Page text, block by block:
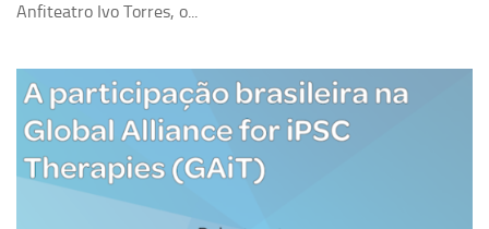
Anfiteatro Ivo Torres, o...